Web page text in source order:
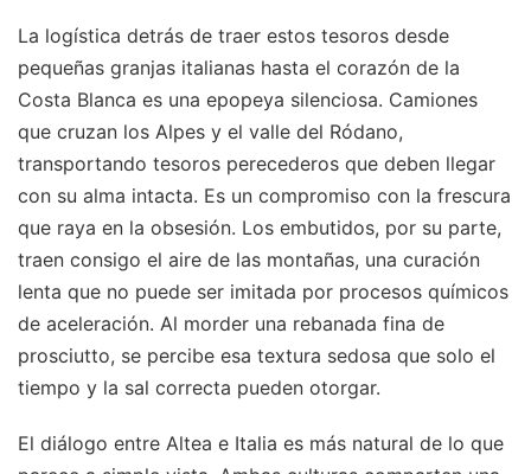
La logística detrás de traer estos tesoros desde
pequeñas granjas italianas hasta el corazón de la
Costa Blanca es una epopeya silenciosa. Camiones
que cruzan los Alpes y el valle del Ródano,
transportando tesoros perecederos que deben llegar
con su alma intacta. Es un compromiso con la frescura
que raya en la obsesión. Los embutidos, por su parte,
traen consigo el aire de las montañas, una curación
lenta que no puede ser imitada por procesos químicos
de aceleración. Al morder una rebanada fina de
prosciutto, se percibe esa textura sedosa que solo el
tiempo y la sal correcta pueden otorgar.
El diálogo entre Altea e Italia es más natural de lo que